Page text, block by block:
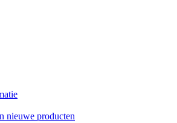
nieuwe producten